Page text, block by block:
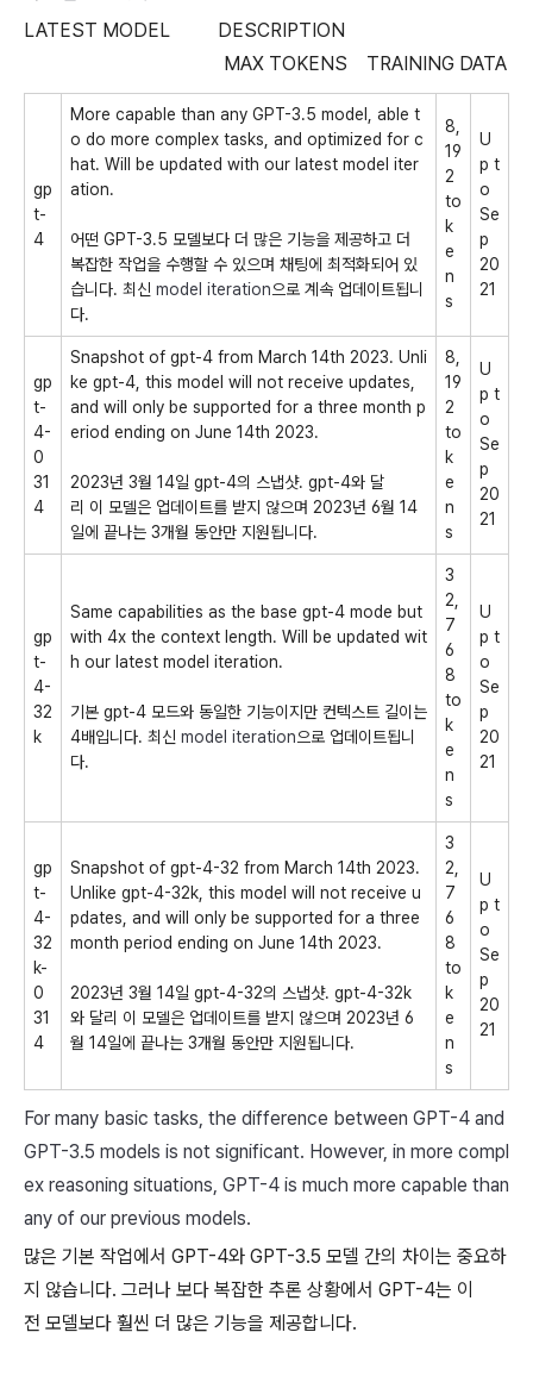
LATEST MODEL DESCRIPTION
MAX TOKENS TRAINING DATA
gp
t-
4
More capable than any GPT-3.5 model, able t
o do more complex tasks, and optimized for c
hat. Will be updated with our latest model iter
ation.
어떤 GPT-3.5 모델보다 더 많은 기능을 제공하고 더
복잡한 작업을 수행할 수 있으며 채팅에 최적화되어 있
습니다. 최신 model iteration으로 계속 업데이트됩니
다.
8,
19
2
to
k
e
n
s
U
p t
o
Se
p
20
21
gp
t-
4-
0
31
4
Snapshot of gpt-4 from March 14th 2023. Unli
ke gpt-4, this model will not receive updates,
and will only be supported for a three month p
eriod ending on June 14th 2023.
2023년 3월 14일 gpt-4의 스냅샷. gpt-4와 달
리 이 모델은 업데이트를 받지 않으며 2023년 6월 14
일에 끝나는 3개월 동안만 지원됩니다.
8,
19
2
to
k
e
n
s
U
p t
o
Se
p
20
21
gp
t-
4-
32
k
Same capabilities as the base gpt-4 mode but
with 4x the context length. Will be updated wit
h our latest model iteration.
기본 gpt-4 모드와 동일한 기능이지만 컨텍스트 길이는
4배입니다. 최신 model iteration으로 업데이트됩니
다.
3
2,
7
6
8
to
k
e
n
s
U
p t
o
Se
p
20
21
gp
t-
4-
32
k-
0
31
4
Snapshot of gpt-4-32 from March 14th 2023.
Unlike gpt-4-32k, this model will not receive u
pdates, and will only be supported for a three
month period ending on June 14th 2023.
2023년 3월 14일 gpt-4-32의 스냅샷. gpt-4-32k
와 달리 이 모델은 업데이트를 받지 않으며 2023년 6
월 14일에 끝나는 3개월 동안만 지원됩니다.
3
2,
7
6
8
to
k
e
n
s
U
p t
o
Se
p
20
21
For many basic tasks, the difference between GPT-4 and
GPT-3.5 models is not significant. However, in more compl
ex reasoning situations, GPT-4 is much more capable than
any of our previous models.
많은 기본 작업에서 GPT-4와 GPT-3.5 모델 간의 차이는 중요하
지 않습니다. 그러나 보다 복잡한 추론 상황에서 GPT-4는 이
전 모델보다 훨씬 더 많은 기능을 제공합니다.